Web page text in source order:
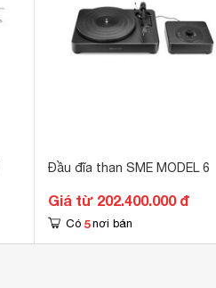
Đầu đĩa than SME MODEL 6
Giá từ 202.400.000 đ
Có 5 nơi bán